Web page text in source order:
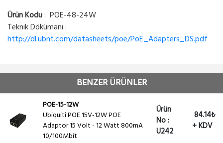
Ürün Kodu: POE-48-24W
Teknik Dökümanı :
http://dl.ubnt.com/datasheets/poe/PoE_Adapters_DS.pdf
BENZER ÜRÜNLER
POE-15-12W
Ubiquiti POE 15V-12W POE
Adaptor 15 Volt - 12 Watt 800mA
10/100Mbit
Ürün
No :
U242
84.14₺
+ KDV